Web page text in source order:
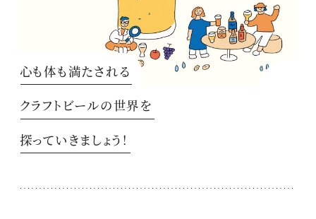
心も体も満たされる
クラフトビールの世界を
探っていきましょう！